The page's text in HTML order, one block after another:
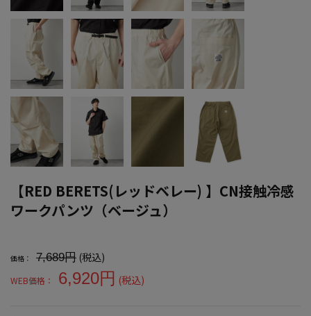
【RED BERETS(レッドベレー) 】CN接触冷感
ワークパンツ（ベージュ）
価格： 7,689円 (税込)
WEB価格： 6,920円 (税込)